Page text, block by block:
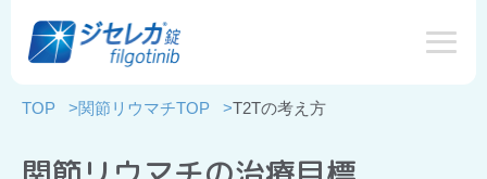
TOP >関節リウマチTOP >T2Tの考え方